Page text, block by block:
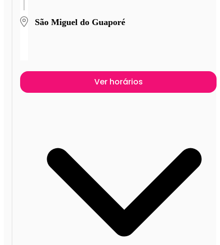
São Miguel do Guaporé
Ver horários